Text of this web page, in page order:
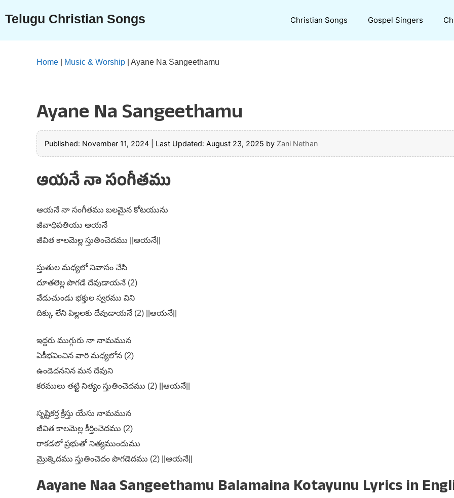
content
Telugu Christian Songs Christian Songs Gospel Singers
Home Music & Worship Ayane Na Sangeethamu
Ayane Na Sangeethamu
Published: November 11, 2024 Last Updated: August 23, 2025 by Zani Nethan
ఆయనే నా సంగీతము
ఆయనే నా సంగీతము బలమైన కోటయును
జీవాధిపతియు ఆయనే
జీవిత కాలమెల్ల స్తుతించెదము ||ఆయనే||
స్తుతుల మధ్యలో నివాసం చేసి
దూతలెల్ల పొగడే దేవుడాయనే (2)
వేడుచుండు భక్తుల స్వరము విని
దిక్కు లేని పిల్లలకు దేవుడాయనే (2) ||ఆయనే||
ఇద్దరు ముగ్గురు నా నామమున
ఏకీభవించిన వారి మధ్యలోన (2)
ఉండెదననిన మన దేవుని
కరములు తట్టి నిత్యం స్తుతించెదము (2) ||ఆయనే||
సృష్టికర్త క్రీస్తు యేసు నామమున
జీవిత కాలమెల్ల కీర్తించెదము (2)
రాకడలో ప్రభుతో నిత్యముందుము
మ్రొక్కెదము స్తుతించెదం పొగడెదము (2) ||ఆయనే||
Aayane Naa Sangeethamu Balamaina Kotayunu Lyrics in